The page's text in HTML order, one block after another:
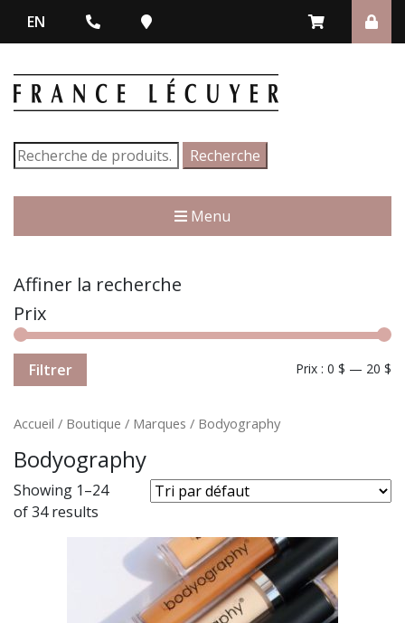
EN
Recherche
pour :
Recherche
Menu
Affiner la recherche
Prix
Filtrer Prix : 0 $ — 20 $
Accueil / Boutique / Marques / Bodyography
Bodyography
Showing 1–24
of 34 results